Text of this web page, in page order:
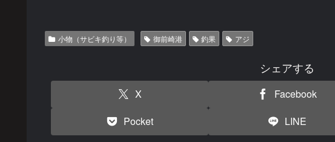
小物（サビキ釣り等） 御前崎港 釣果 アジ
シェアする
X Facebook
Pocket
LINE